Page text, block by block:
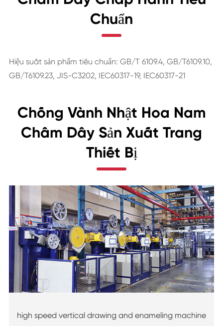
Chuẩn
Hiệu suất sản phẩm tiêu chuẩn: GB/T 6109.4, GB/T6109.10,
GB/T6109.23, JIS-C3202, IEC60317-19, IEC60317-21
Chống Vành Nhật Hoa Nam
Châm Dây Sản Xuất Trang
Thiết Bị
high speed vertical drawing and enameling machine